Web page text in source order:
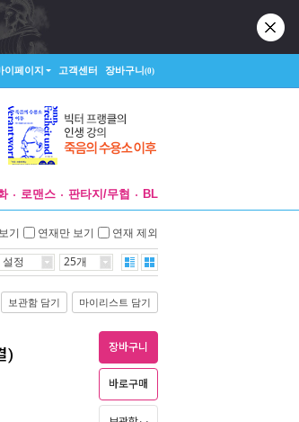
이페이지 고객센터 장바구니(0)
로맨스 판타지/무협 BL
기 연재만 보기 연재 제외
설정 25개
보관함 담기 마이리스트 담기
) 장바구니
바로구매